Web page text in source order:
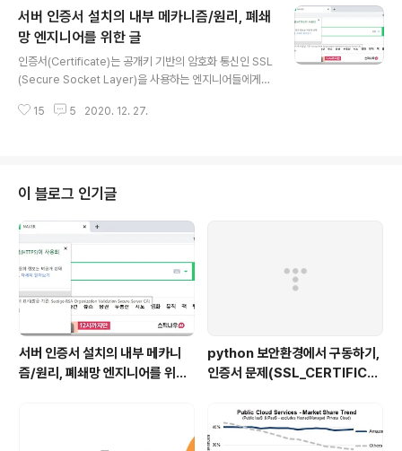
조된 인증서가 신뢰받는 인증서가 아니기 때문에 인증서 검증이 실패하는 것이
다. 일반 인터넷 환경에서는 만날 일이 없는 오류이다. ssl.SSLCertVerificati
onError: [SSL: CERTIFICATE_VERIFY_FAILE..
서버 인증서 설치의 내부 메카니즘/원리, 폐쇄
망 엔지니어를 위한 글
인증서(Certificate)는 공개키 기반의 암호화 통신인 SSL
(Secure Socket Layer)을 사용하는 엔지니어들에게
암호화 방식이 광범위하게 사용됨에 따라 같이 소개된 이
개별 소프트웨어들은 또 그들대로 이 복잡한 인증체계를
나름의 방식으로 소화하고 있어서 더욱더 그렇다. 자바가
다르고 윈도우가 다른 식이다. 이런 것들이 교차해서 문제
가 생기는 상황에 맞닥뜨리면 그래서 이질적인 것들이 서
로 더 혼란을 주게 되는 상황도 종종있다. 그러나 여기에 얽
힌 전체 관계를 이해하면, ..
15 5 2020. 12. 27.
이 블로그 인기글
서버 인증서 설치의 내부 메카니
즘/원리, 폐쇄망 엔지니어를 위한
python 보안환경에서 구동하기,
인증서 문제(SSL_CERTIFICA
계신가요?